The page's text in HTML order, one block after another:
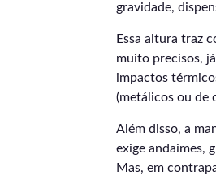
gravidade,
Essa altura traz
muito precisos,
impactos
(metálicos ou de
Além disso, a
exige andaimes,
Mas, em